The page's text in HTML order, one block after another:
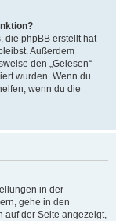
die phpBB erstellt hat
Außerdem
den „Gelesen“-
wurden. Wenn du
wenn du die
in der
gehe in den
auf der Seite angezeigt,